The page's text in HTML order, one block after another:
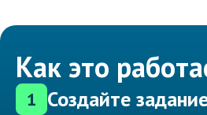
Как это
1 Создайте